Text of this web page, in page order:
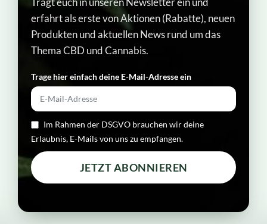
erfahrt als erste von Aktionen (Rabatte), neuen
Produkten und aktuellen News rund um das
Thema CBD und Cannabis.
Trage hier einfach deine E-Mail-Adresse ein​
Im Rahmen der DSGVO brauchen wir deine
Erlaubnis, E-Mails von uns zu empfangen.
JETZT ABONNIEREN